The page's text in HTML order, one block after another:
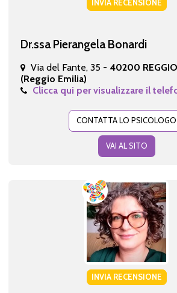
INVIA RECENSIONE
Dr.ssa Pierangela Bonardi
Via del Fante, 35 - 40200
(Reggio Emilia)
Clicca qui per visualizzare il
CONTATTA LO PSICOLOGO
VAI AL SITO
INVIA RECENSIONE